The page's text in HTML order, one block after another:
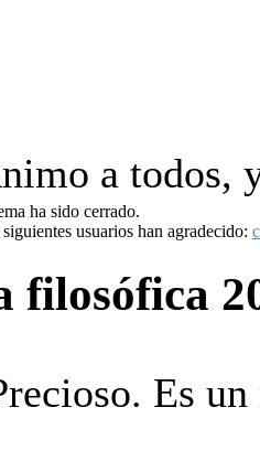
a todos,
ha sido cerrado.
usuarios han agradecido:
filosófica
Es